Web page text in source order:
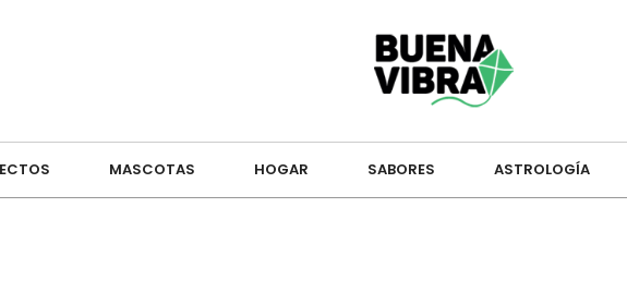
MASCOTAS HOGAR SABORES ASTROLOGÍA